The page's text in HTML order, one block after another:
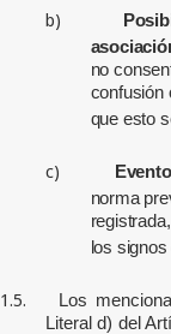
b)
no
confusión
que esto
c)
norma
los
1.5.
Los
Literal d) del